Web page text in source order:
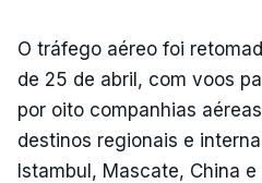
O tráfego aéreo foi
de 25 de abril, com voos
por oito companhias
destinos regionais e
Istambul, Mascate, China